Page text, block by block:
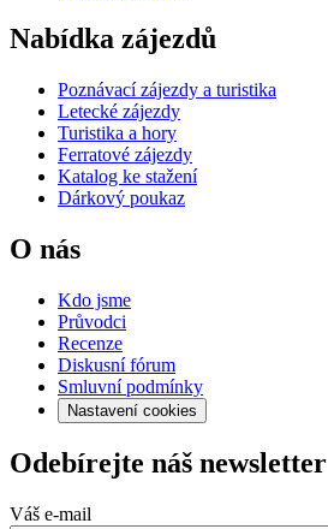
Nabídka zájezdů
Poznávací zájezdy a turistika
Letecké zájezdy
Turistika a hory
Ferratové zájezdy
Katalog ke stažení
Dárkový poukaz
O nás
Kdo jsme
Průvodci
Recenze
Diskusní fórum
Smluvní podmínky
Nastavení cookies
Odebírejte náš newsletter
Váš e-mail